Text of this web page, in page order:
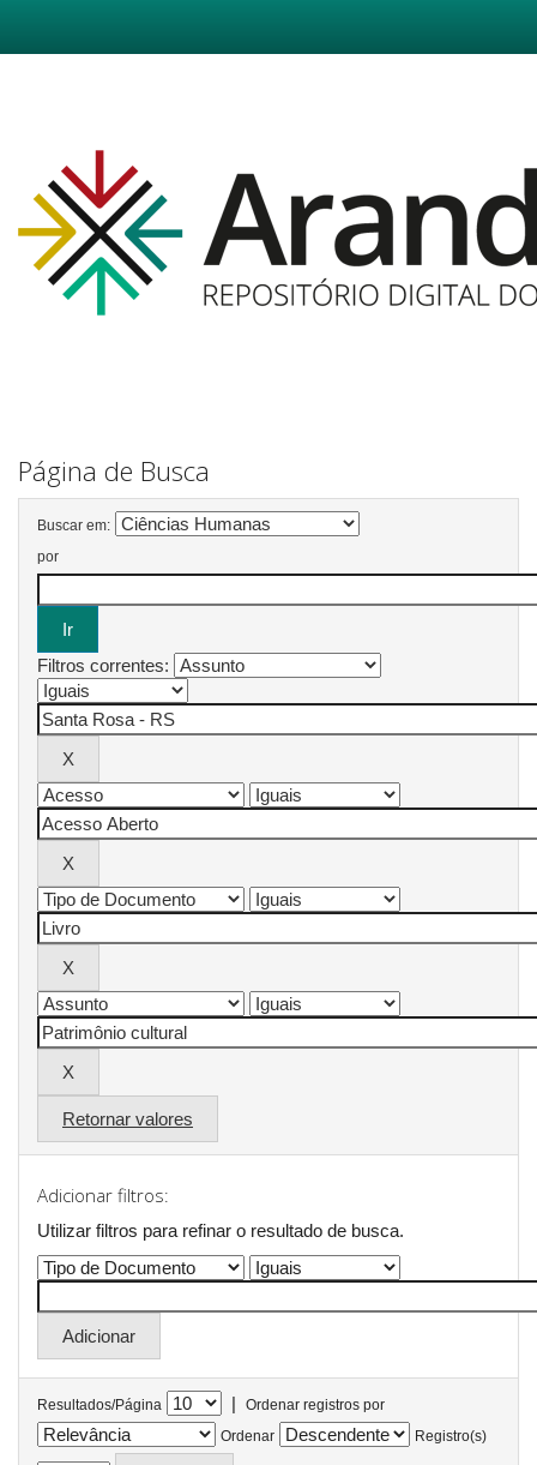
Página de Busca
Buscar em:
por
Filtros correntes:
Retornar valores
Adicionar filtros:
Utilizar filtros para refinar o resultado de busca.
Resultados/Página |
Ordenar registros por
Ordenar
Registro(s)